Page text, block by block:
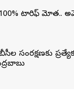
100% టారిఫ్‌ మోత..
సంరక్షణకు